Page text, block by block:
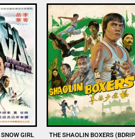
(BDRIP
DEVA (WEB-DL 1080P) V.O.S.E